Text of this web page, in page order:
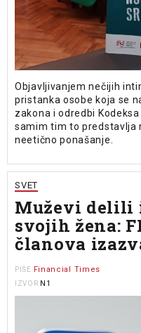
Objavljivanjem nečijih
pristanka osobe koja se
zakona i odredbi
samim tim to predstavlja
neetično ponašanje.
SVET
Muževi delili
svojih žena:
članova
PIŠE Financial Times
IZVOR N1